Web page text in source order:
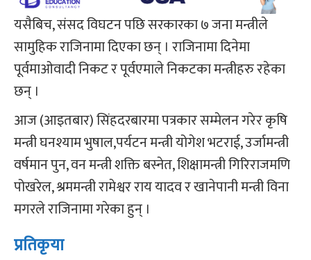
यसैबिच, संसद विघटन पछि सरकारका ७ जना मन्त्रीले
सामुहिक राजिनामा दिएका छन् । राजिनामा दिनेमा
पूर्वमाओवादी निकट र पूर्वएमाले निकटका मन्त्रीहरु रहेका
छन् ।
आज (आइतबार) सिंहदरबारमा पत्रकार सम्मेलन गरेर कृषि
मन्त्री घनश्याम भुषाल,पर्यटन मन्त्री योगेश भटराई, उर्जामन्त्री
वर्षमान पुन, वन मन्त्री शक्ति बस्नेत, शिक्षामन्त्री गिरिराजमणि
पोखरेल, श्रममन्त्री रामेश्वर राय यादव र खानेपानी मन्त्री विना
मगरले राजिनामा गरेका हुन् ।
प्रतिकृया